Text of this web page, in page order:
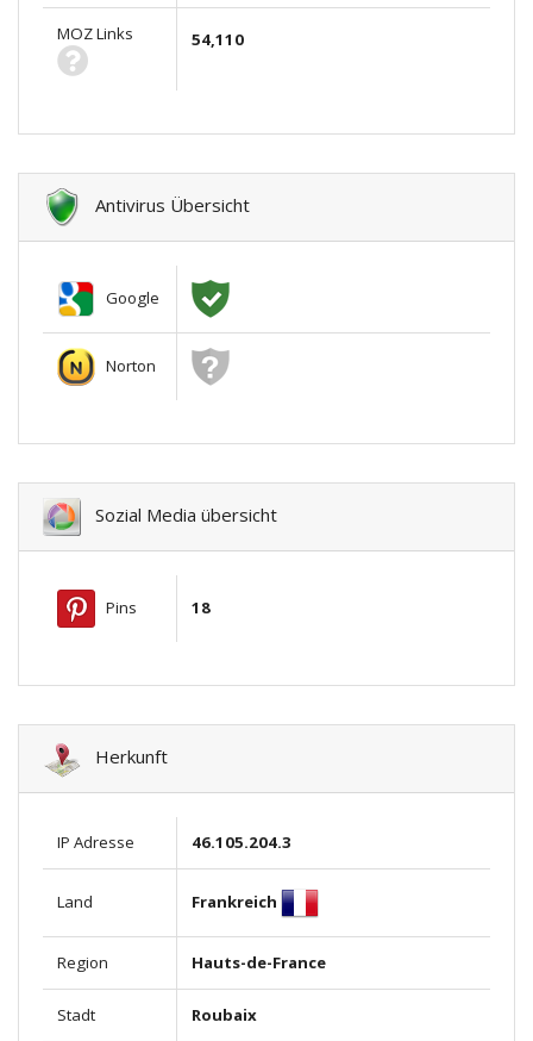
MOZ Links 54,110
Antivirus Übersicht
Google
Norton
Sozial Media übersicht
Pins 18
Herkunft
IP Adresse 46.105.204.3
Land Frankreich
Region Hauts-de-France
Stadt Roubaix